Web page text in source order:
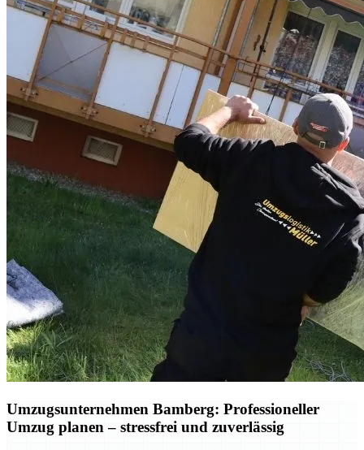
Umzugsunternehmen Bamberg: Professioneller
Umzug planen – stressfrei und zuverlässig